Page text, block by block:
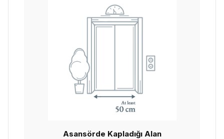
Asansörde Kapladığı Alan